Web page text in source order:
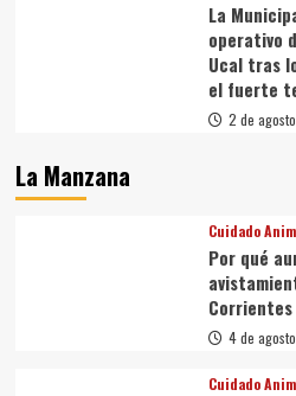
La
operativo
Ucal tras
el fuerte
2 de
La Manzana
Cuidado
Por qué
Corrientes
4 de
Cuidado